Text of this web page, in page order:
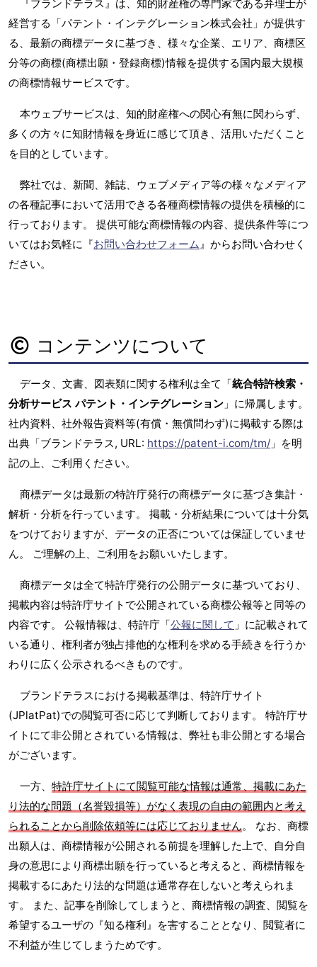
『ブランドテラス』は、知的財産権の専門家である弁理士が
経営する「パテント・インテグレーション株式会社」が提供す
る、最新の商標データに基づき、様々な企業、エリア、商標区
分等の商標(商標出願・登録商標)情報を提供する国内最大規模
の商標情報サービスです。
本ウェブサービスは、知的財産権への関心有無に関わらず、
多くの方々に知財情報を身近に感じて頂き、活用いただくこと
を目的としています。
弊社では、新聞、雑誌、ウェブメディア等の様々なメディア
の各種記事において活用できる各種商標情報の提供を積極的に
行っております。 提供可能な商標情報の内容、提供条件等につ
いてはお気軽に『お問い合わせフォーム』からお問い合わせく
ださい。
コンテンツについて
データ、文書、図表類に関する権利は全て「統合特許検索・
分析サービス パテント・インテグレーション 」に帰属します。
社内資料、社外報告資料等(有償・無償問わず)に掲載する際は
出典「ブランドテラス, URL: https://patent-i.com/tm/ 」を明
記の上、ご利用ください。
商標データは最新の特許庁発行の商標データに基づき集計・
解析・分析を行っています。 掲載・分析結果については十分気
をつけておりますが、データの正否については保証していませ
ん。 ご理解の上、ご利用をお願いいたします。
商標データは全て特許庁発行の公開データに基づいており、
掲載内容は特許庁サイトで公開されている商標公報等と同等の
内容です。 公報情報は、特許庁「公報に関して 」に記載されて
いる通り、権利者が独占排他的な権利を求める手続きを行うか
わりに広く公示されるべきものです。
ブランドテラスにおける掲載基準は、特許庁サイト
(JPlatPat)での閲覧可否に応じて判断しております。 特許庁サ
イトにて非公開とされている情報は、弊社も非公開とする場合
がございます。
一方、 特許庁サイトにて閲覧可能な情報は通常、掲載にあた
り法的な問題（名誉毀損等）がなく表現の自由の範囲内と考え
られることから削除依頼等には応じておりません。 なお、商標
出願人は、商標情報が公開される前提を理解した上で、自分自
身の意思により商標出願を行っていると考えると、商標情報を
掲載するにあたり法的な問題は通常存在しないと考えられま
す。 また、記事を削除してしまうと、商標情報の調査、閲覧を
希望するユーザの『知る権利』を害することとなり、閲覧者に
不利益が生じてしまうためです。